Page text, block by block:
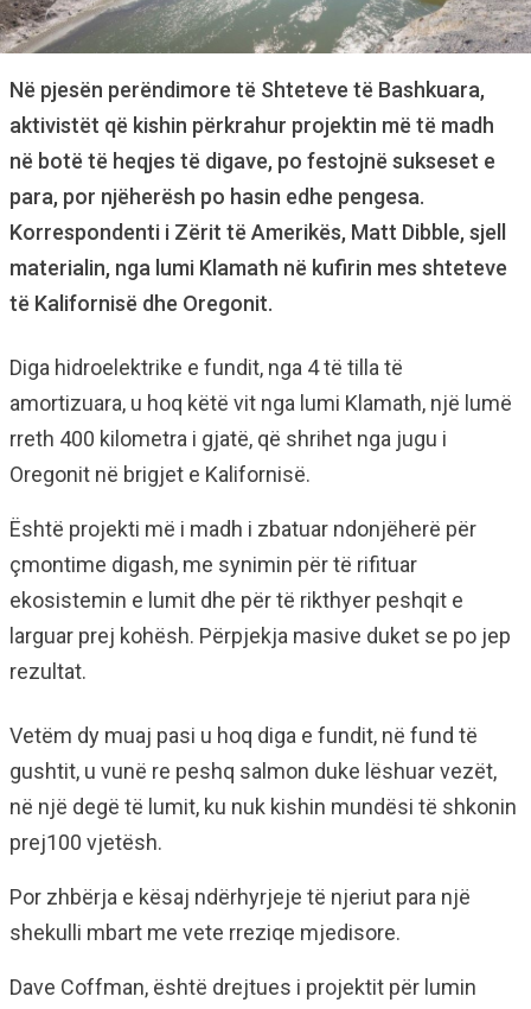
Në pjesën perëndimore të Shteteve të Bashkuara,
aktivistët që kishin përkrahur projektin më të madh
në botë të heqjes të digave, po festojnë sukseset e
para, por njëherësh po hasin edhe pengesa.
Korrespondenti i Zërit të Amerikës, Matt Dibble, sjell
materialin, nga lumi Klamath në kufirin mes shteteve
të Kalifornisë dhe Oregonit.
Diga hidroelektrike e fundit, nga 4 të tilla të
amortizuara, u hoq këtë vit nga lumi Klamath, një lumë
rreth 400 kilometra i gjatë, që shrihet nga jugu i
Oregonit në brigjet e Kalifornisë.
Është projekti më i madh i zbatuar ndonjëherë për
çmontime digash, me synimin për të rifituar
ekosistemin e lumit dhe për të rikthyer peshqit e
larguar prej kohësh. Përpjekja masive duket se po jep
rezultat.
Vetëm dy muaj pasi u hoq diga e fundit, në fund të
gushtit, u vunë re peshq salmon duke lëshuar vezët,
në një degë të lumit, ku nuk kishin mundësi të shkonin
prej100 vjetësh.
Por zhbërja e kësaj ndërhyrjeje të njeriut para një
shekulli mbart me vete rreziqe mjedisore.
Dave Coffman, është drejtues i projektit për lumin